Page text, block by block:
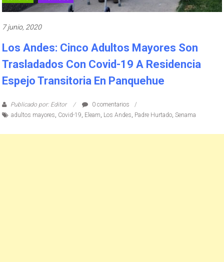
7 junio, 2020
Los Andes: Cinco Adultos Mayores Son
Trasladados Con Covid-19 A Residencia
Espejo Transitoria En Panquehue
Publicado por: Editor
0 comentarios
adultos mayores Covid-19 Eleam Los Andes Padre Hurtado ,Senama